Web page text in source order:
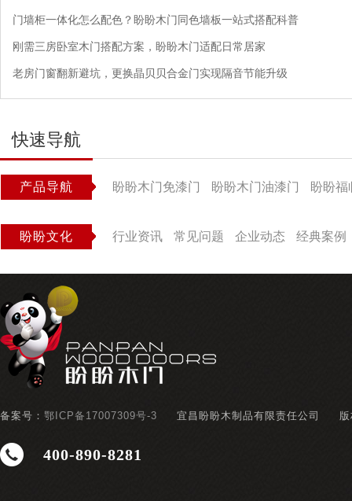
门墙柜一体化怎么配色？盼盼木门同色墙板一站式搭配科普
刚需三房卧室木门搭配方案，盼盼木门适配日常居家
老房门窗翻新避坑，更换晶贝贝合金门实现隔音节能升级
快速导航
产品导航 盼盼木门免漆门 盼盼木门油漆门 盼盼福
盼盼文化 行业资讯 常见问题 企业动态 经典案例
备案号： 鄂ICP备17007309号-3 宜昌盼盼木制品有限责任公司
400-890-8281